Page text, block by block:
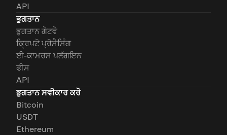
API
ਭੁਗਤਾਨ
ਭੁਗਤਾਨ ਗੇਟਵੇ
ਕ੍ਰਿਪਟੋ ਪ੍ਰੋਸੈਸਿੰਗ
ਈ-ਕਾਮਰਸ ਪਲੱਗਇਨ
ਫੀਸ
API
ਭੁਗਤਾਨ ਸਵੀਕਾਰ ਕਰੋ
Bitcoin
USDT
Ethereum